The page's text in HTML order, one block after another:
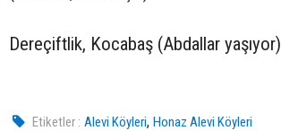
Dereçiftlik, Kocabaş (Abdallar yaşıyor)
Etiketler : Alevi Köyleri,Honaz Alevi Köyleri